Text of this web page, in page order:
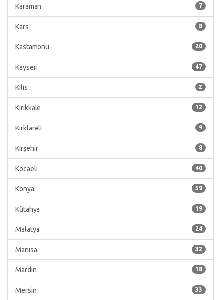
7
Karaman
8
Kars
20
Kastamonu
47
Kayseri
2
Kilis
12
Kırıkkale
9
Kırklareli
8
Kırşehir
40
Kocaeli
59
Konya
19
Kütahya
24
Malatya
32
Manisa
18
Mardin
33
Mersin